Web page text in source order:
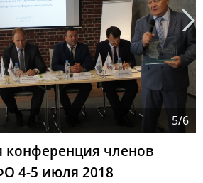
5/6
next
конференция членов
4-5 июля 2018